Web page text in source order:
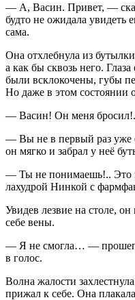
— А, Васин. Привет, —
будто не ожидала увидеть
сама.
Она отхлебнула из
а как бы сквозь него.
были всклокочены, губы
Но даже в этом состоянии
— Васин! Он меня
— Вы не в первый раз уже
он мягко и забрал у неё
— Ты не понимаешь!.. Это
лахудрой Нинкой с
Увидев лезвие на столе, он
себе вены.
— Я не смогла… —
в голос.
Волна жалости
прижал к себе. Она